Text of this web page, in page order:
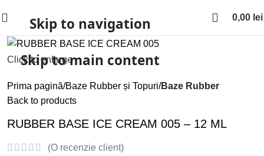
Skip to navigation
Skip to main content
0,00 lei
Click to enlarge
Prima pagină Baze Rubber și Topuri Baze Rubber
Back to products
RUBBER BASE ICE CREAM 005 – 12 ML
(O recenzie client)